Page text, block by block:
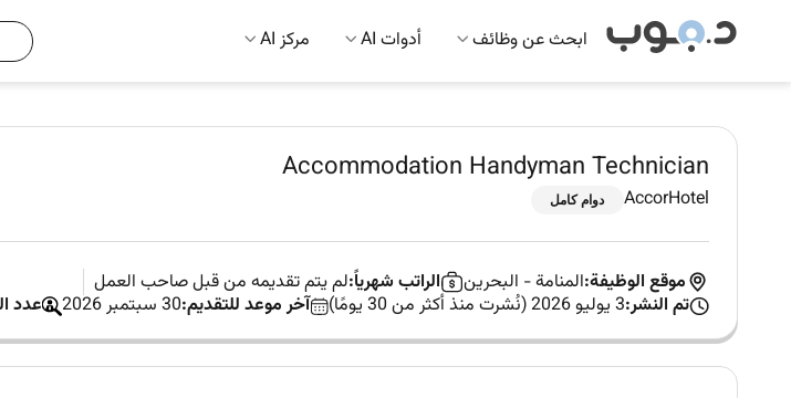
ابحث عن وظائف أدوات AI مركز AI
Accommodation Handyman Technician
AccorHotel دوام كامل
موقع الوظيفة:المنامة- البحرين الراتب شهرياً:لم يتم تقديمه من قبل صاحب العمل
تم النشر:3 يوليو 2026 (نُشرت منذ أكثر من 30 يومًا) آخر موعد للتقديم:30 سبتمبر 2026 عدد